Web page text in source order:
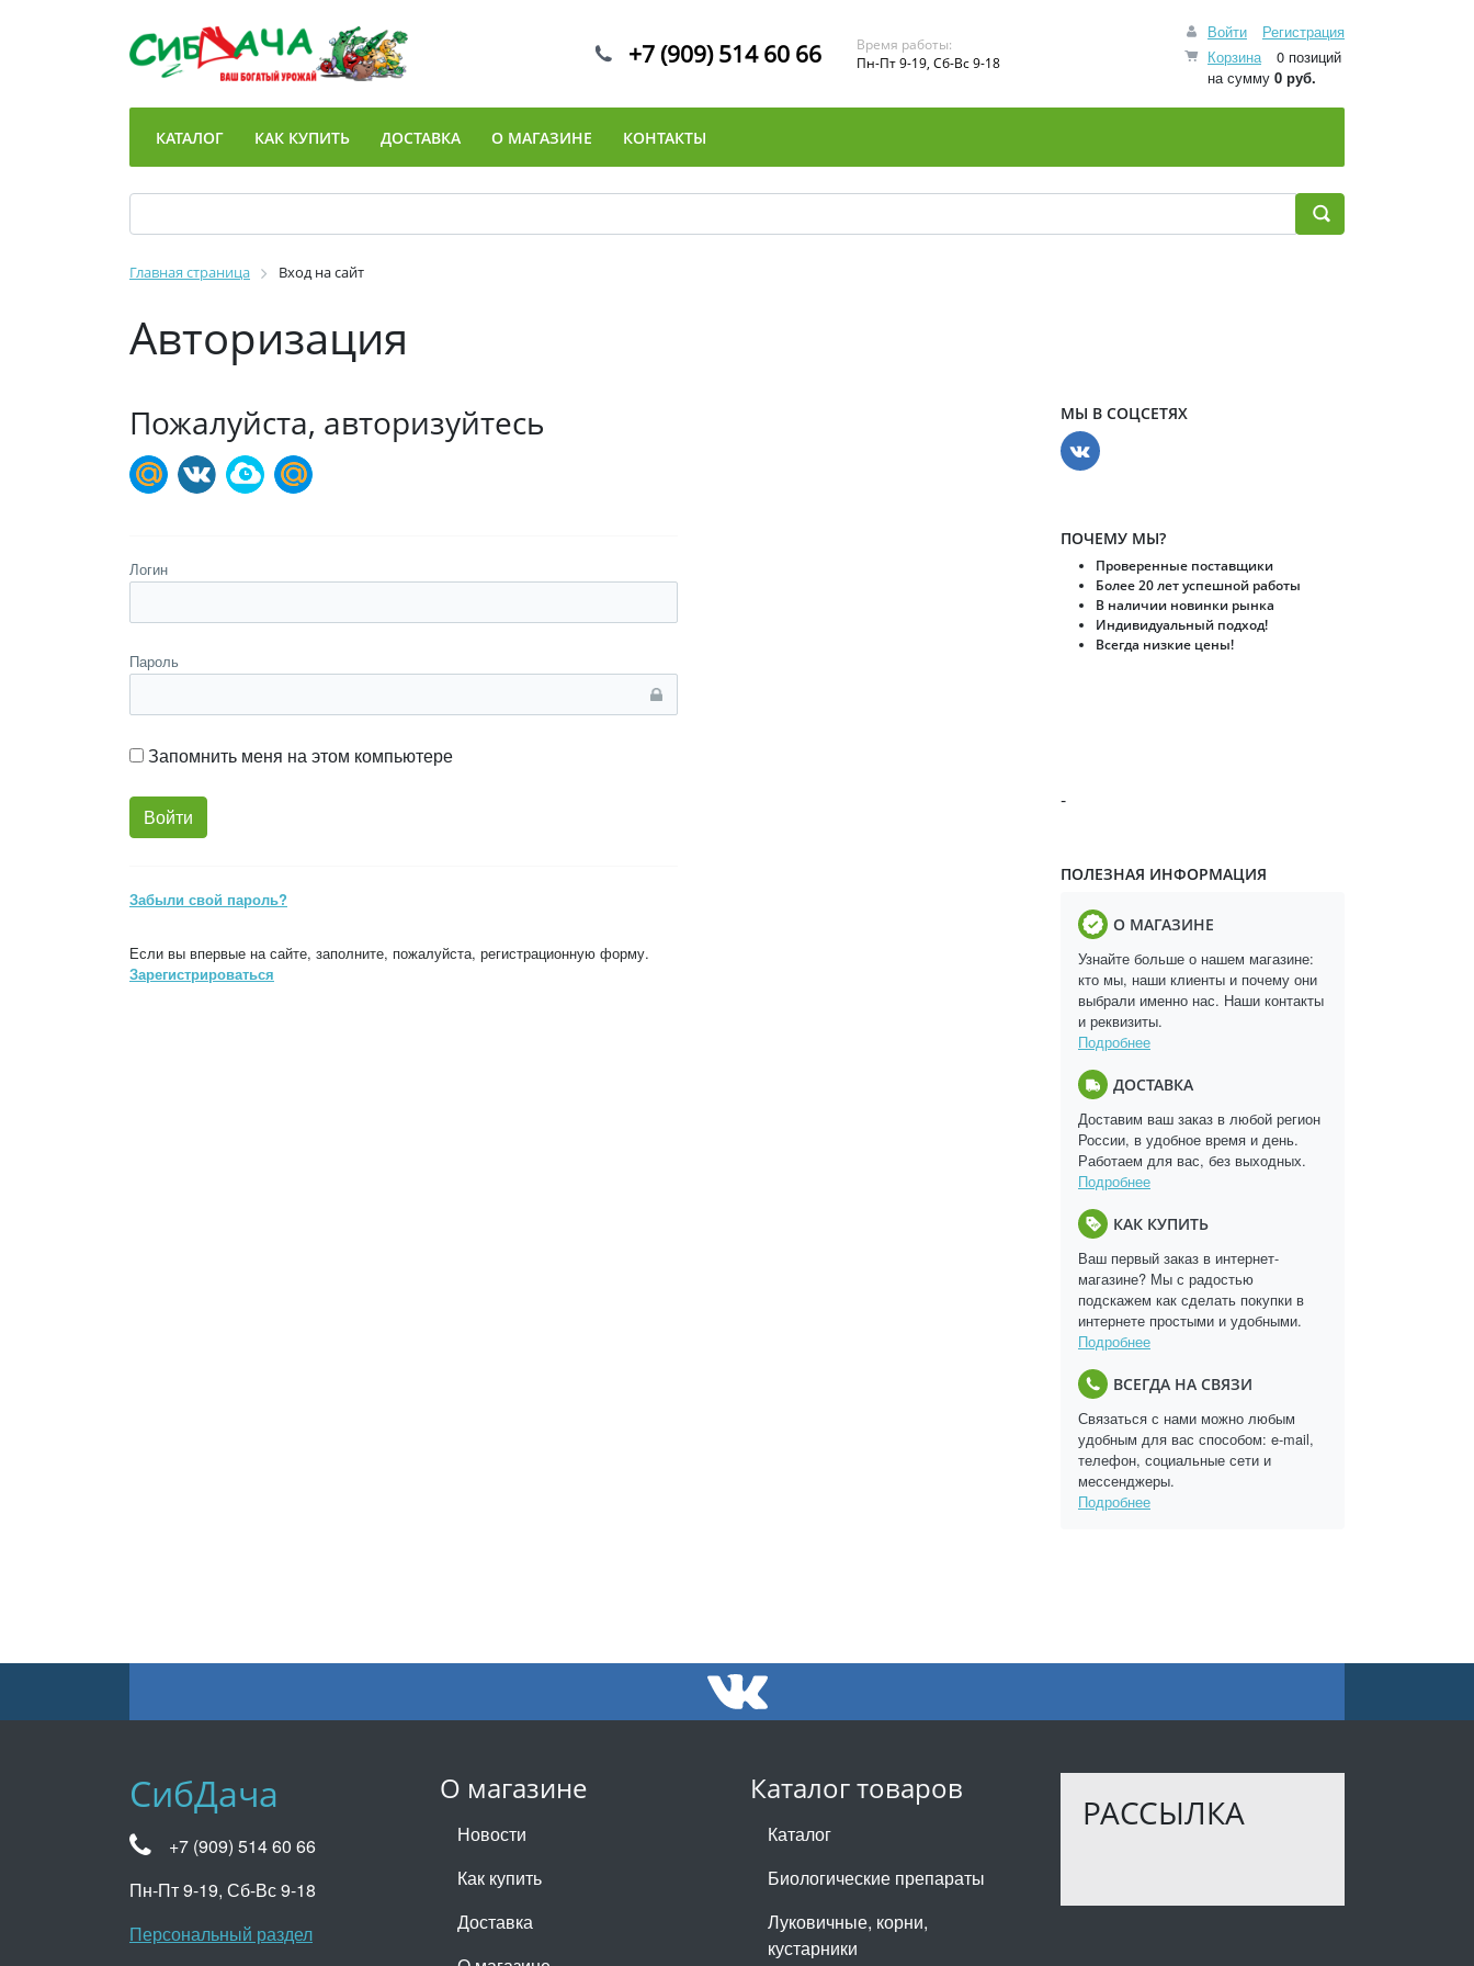
Войти
Регистрация
Корзина
0 позиций
на сумму 0 руб.
+7 (909) 514 60 66
Время работы:
Пн-Пт 9-19, Сб-Вс 9-18
КАТАЛОГ КАК КУПИТЬ ДОСТАВКА О МАГАЗИНЕ КОНТАКТЫ
Главная страница Вход на сайт
Авторизация
Пожалуйста, авторизуйтесь
Логин
Пароль
Запомнить меня на этом компьютере
Забыли свой пароль?
Если вы впервые на сайте, заполните, пожалуйста, регистрационную форму.
Зарегистрироваться
МЫ В СОЦСЕТЯХ
ПОЧЕМУ МЫ?
Проверенные поставщики
Более 20 лет успешной работы
В наличии новинки рынка
Индивидуальный подход!
Всегда низкие цены!
-
ПОЛЕЗНАЯ ИНФОРМАЦИЯ
О МАГАЗИНЕ
Узнайте больше о нашем магазине:
кто мы, наши клиенты и почему они
выбрали именно нас. Наши контакты
и реквизиты.
Подробнее
ДОСТАВКА
Доставим ваш заказ в любой регион
России, в удобное время и день.
Работаем для вас, без выходных.
Подробнее
КАК КУПИТЬ
Ваш первый заказ в интернет-
магазине? Мы с радостью
подскажем как сделать покупки в
интернете простыми и удобными.
Подробнее
ВСЕГДА НА СВЯЗИ
Связаться с нами можно любым
удобным для вас способом: e-mail,
телефон, социальные сети и
мессенджеры.
Подробнее
О магазине
Новости
Как купить
Доставка
Каталог товаров
Каталог
Биологические препараты
Луковичные, корни,
кустарники
РАССЫЛКА
СибДача
+7 (909) 514 60 66
Пн-Пт 9-19, Сб-Вс 9-18
Персональный раздел